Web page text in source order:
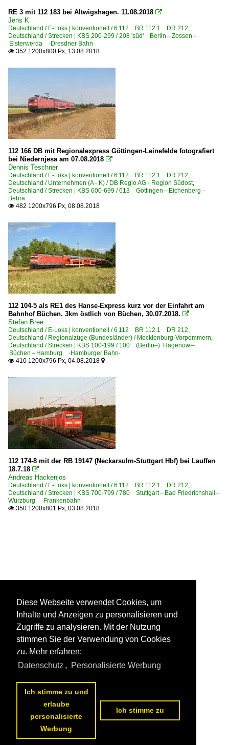
RE 3 mit 112 183 bei Altwigshagen. 11.08.2018 
Jens K
Deutschland / E-Loks | konventionell / 6 112 BR 112.1 DR 212
Deutschland / Strecken | KBS 200-299 / 208 'süd' Berlin – Zossen –
Elsterwerda ·Dresdner Bahn·
 352 1200x800 Px, 13.08.2018
112 166 DB mit Regionalexpress Göttingen-Leinefelde fotografiert
bei Niedernjesa am 07.08.2018 
Dennis Teschner
Deutschland / E-Loks | konventionell / 6 112 BR 112.1 DR 212
Deutschland / Unternehmen (A - K) / DB Regio AG - Region Südost,
Deutschland / Strecken | KBS 600-699 / 613 Göttingen – Eichenberg –
Bebra
 482 1200x796 Px, 08.08.2018
112 104-5 als RE1 des Hanse-Express kurz vor der Einfahrt am
Bahnhof Büchen. 3km östlich von Büchen, 30.07.2018. 
Stefan Bree
Deutschland / E-Loks | konventionell / 6 112 BR 112.1 DR 212
Deutschland / Regionalzüge (Bundesländer) / Mecklenburg-Vorpommern
Deutschland / Strecken | KBS 100-199 / 100 (Berlin–) Hagenow –
Büchen – Hamburg ·Hamburger Bahn·
 410 1200x796 Px, 04.08.2018 
112 174-8 mit der RB 19147 (Neckarsulm-Stuttgart Hbf) bei Lauffen
18.7.18 
Andreas Hackenjos
Deutschland / E-Loks | konventionell / 6 112 BR 112.1 DR 212
Deutschland / Strecken | KBS 700-799 / 780 Stuttgart – Bad Friedrichshall –
Würzburg ·Frankenbahn·
 350 1200x801 Px, 03.08.2018
Diese Webseite verwendet Cookies, um
Inhalte und Anzeigen zu personalisieren und
Zugriffe zu analysieren. Mit der Nutzung
stimmen Sie der Verwendung von Cookies
zu. Mehr erfahren:
Datenschutz , Personalisierte Werbung
Ich stimme zu und
erlaube
personalisierte
Werbung
Ich stimme zu